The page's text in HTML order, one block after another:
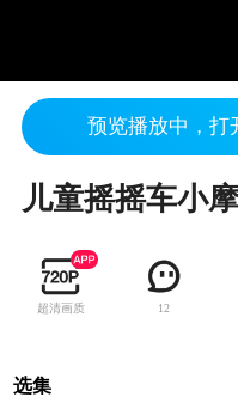
预览播放中，打
儿童摇摇车小
超清画质 12
选集